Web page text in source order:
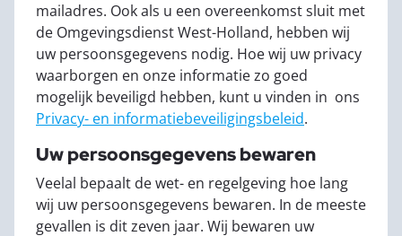
mailadres. Ook als u een overeenkomst sluit met
de Omgevingsdienst West-Holland, hebben wij
uw persoonsgegevens nodig. Hoe wij uw privacy
waarborgen en onze informatie zo goed
mogelijk beveiligd hebben, kunt u vinden in ons
Privacy- en informatiebeveiligingsbeleid.
Uw persoonsgegevens bewaren
Veelal bepaalt de wet- en regelgeving hoe lang
wij uw persoonsgegevens bewaren. In de meeste
gevallen is dit zeven jaar. Wij bewaren uw